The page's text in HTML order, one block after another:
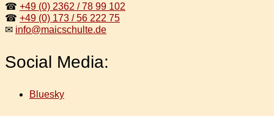
☎ +49 (0) 2362 / 78 99 102
☎ +49 (0) 173 / 56 222 75
✉ info@maicschulte.de
Social Media:
Bluesky